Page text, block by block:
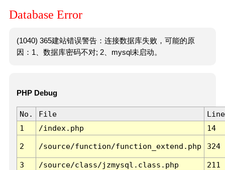
Database Error
(1040) 365建站错误警告：连接数据库失败，可能的原
因：1、数据库密码不对; 2、mysql未启动。
PHP Debug
No. File
Line
1
/index.php 14
2 /source/function/function_extend.php 324
3 /source/class/jzmysql.class.php
211